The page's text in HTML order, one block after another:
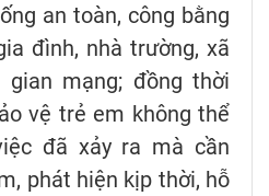
an toàn, công bằng
đình, nhà trường, xã
mạng; đồng thời
vệ trẻ em không thể
đã xảy ra mà cần
phát hiện kịp thời, hỗ